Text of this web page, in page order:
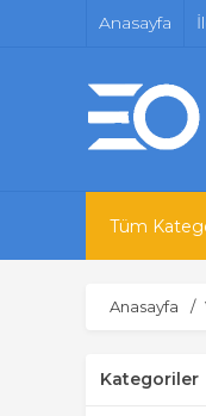
Anasayfa
Tüm
Anasayfa
Kategoriler